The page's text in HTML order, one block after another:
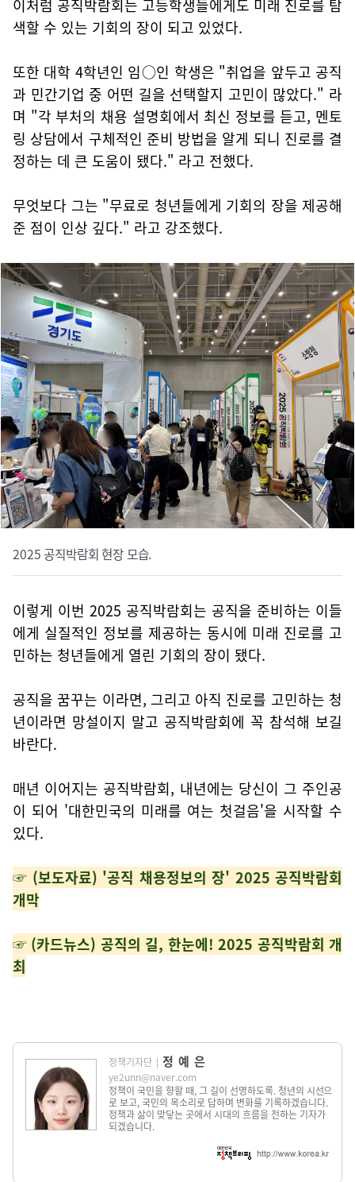
이처럼 공직박람회는 고등학생들에게도 미래 진로를 탐
색할 수 있는 기회의 장이 되고 있었다.
또한 대학 4학년인 임○인 학생은 "취업을 앞두고 공직
과 민간기업 중 어떤 길을 선택할지 고민이 많았다." 라
며 "각 부처의 채용 설명회에서 최신 정보를 듣고, 멘토
링 상담에서 구체적인 준비 방법을 알게 되니 진로를 결
정하는 데 큰 도움이 됐다." 라고 전했다.
무엇보다 그는 "무료로 청년들에게 기회의 장을 제공해
준 점이 인상 깊다." 라고 강조했다.
2025 공직박람회 현장 모습.
이렇게 이번 2025 공직박람회는 공직을 준비하는 이들
에게 실질적인 정보를 제공하는 동시에 미래 진로를 고
민하는 청년들에게 열린 기회의 장이 됐다.
공직을 꿈꾸는 이라면, 그리고 아직 진로를 고민하는 청
년이라면 망설이지 말고 공직박람회에 꼭 참석해 보길
바란다.
매년 이어지는 공직박람회, 내년에는 당신이 그 주인공
이 되어 '대한민국의 미래를 여는 첫걸음'을 시작할 수
있다.
☞ (보도자료) '공직 채용정보의 장' 2025 공직박람회
개막
☞ (카드뉴스) 공직의 길, 한눈에! 2025 공직박람회 개
최
정책기자단 | 정예은
ye2unn@naver.com
정책이 국민을 향할 때, 그 길이 선명하도록. 청년의 시선으
로 보고, 국민의 목소리로 답하며 변화를 기록하겠습니다.
정책과 삶이 맞닿는 곳에서 시대의 흐름을 전하는 기자가
되겠습니다.